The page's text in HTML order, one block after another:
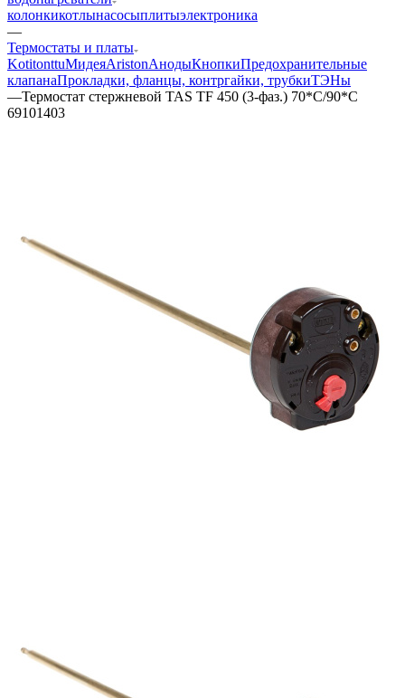
колонкикотлынасосыплитыэлектроника
—
Термостаты и платы
KotitonttuМидеяAristonАнодыКнопкиПредохранительные
клапанаПрокладки, фланцы, контргайки, трубкиТЭНы
—Термостат стержневой TAS TF 450 (3-фаз.) 70*С/90*С
69101403